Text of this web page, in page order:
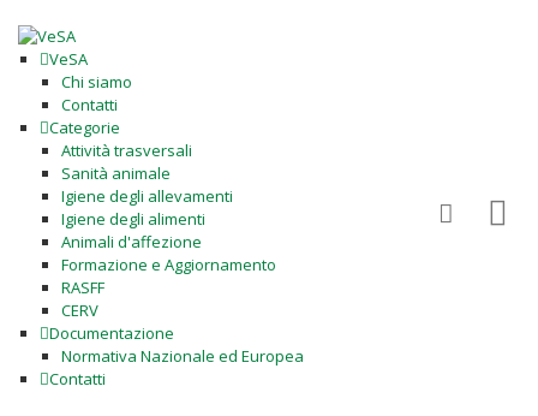
VeSA
Chi siamo
Contatti
Categorie
Attività trasversali
Sanità animale
Igiene degli allevamenti
Igiene degli alimenti
Animali d'affezione
Formazione e Aggiornamento
RASFF
CERV
Documentazione
Normativa Nazionale ed Europea
Contatti